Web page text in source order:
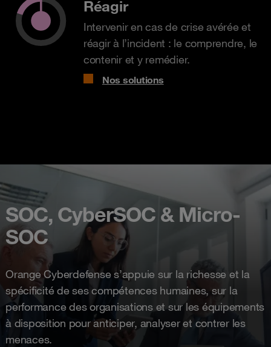
Réagir
Intervenir en cas de crise avérée et
réagir à l’incident : le comprendre, le
contenir et y remédier.
Nos solutions
SOC, CyberSOC & Micro-
SOC
Orange Cyberdefense s’appuie sur la richesse et la
spécificité de ses compétences humaines, sur la
performance des organisations et sur les équipements
à disposition pour anticiper, analyser et contrer les
menaces.